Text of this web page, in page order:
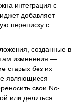
интеграция с
добавляет
переписку с
созданные в
там изменения —
старых без их
являющиеся
свои No-
или делиться